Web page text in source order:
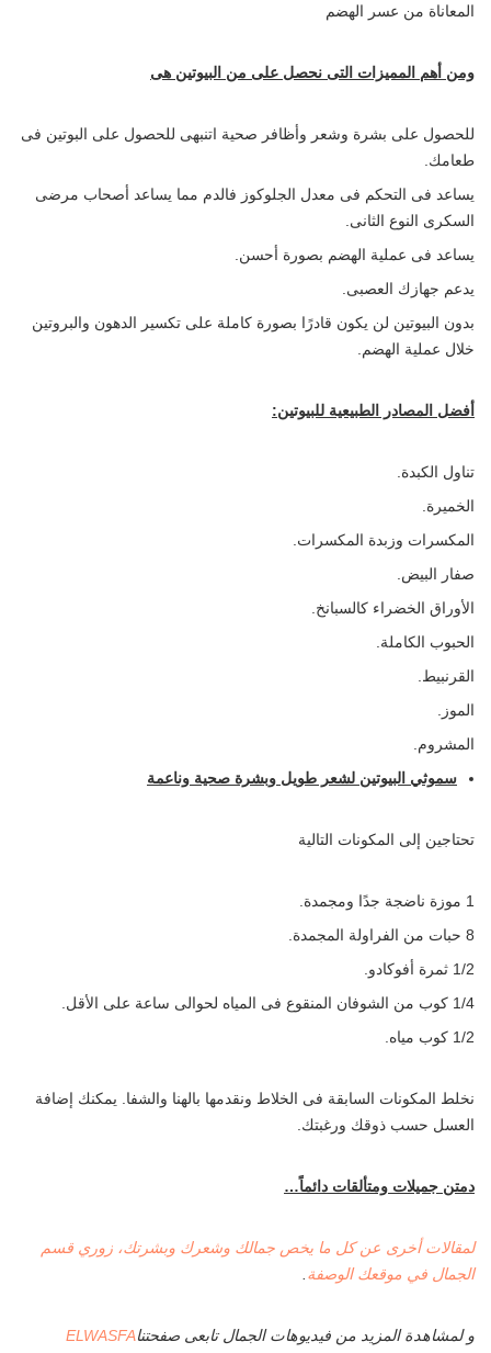
المعاناة من عسر الهضم
ومن أهم المميزات التى نحصل على من البيوتين هى
للحصول على بشرة وشعر وأظافر صحية اتنبهى للحصول على البوتين فى
طعامك.
يساعد فى التحكم فى معدل الجلوكوز فالدم مما يساعد أصحاب مرضى
السكرى النوع الثانى.
يساعد فى عملية الهضم بصورة أحسن.
يدعم جهازك العصبى.
بدون البيوتين لن يكون قادرًا بصورة كاملة على تكسير الدهون والبروتين
خلال عملية الهضم.
أفضل المصادر الطبيعية للبيوتين:
تناول الكبدة.
الخميرة.
المكسرات وزبدة المكسرات.
صفار البيض.
الأوراق الخضراء كالسبانخ.
الحبوب الكاملة.
القرنبيط.
الموز.
المشروم.
سموثي البيوتين لشعر طويل وبشرة صحية وناعمة
تحتاجين إلى المكونات التالية
1 موزة ناضجة جدًا ومجمدة.
8 حبات من الفراولة المجمدة.
1/2 ثمرة أفوكادو.
1/4 كوب من الشوفان المنقوع فى المياه لحوالى ساعة على الأقل.
1/2 كوب مياه.
نخلط المكونات السابقة فى الخلاط ونقدمها بالهنا والشفا. يمكنك إضافة
العسل حسب ذوقك ورغبتك.
دمتن جميلات ومتألقات دائماً…
لمقالات أخرى عن كل ما يخص جمالك وشعرك وبشرتك، زوري قسم
الجمال في موقعك الوصفة
و لمشاهدة المزيد من فيديوهات الجمال تابعى صفحتناELWASFA